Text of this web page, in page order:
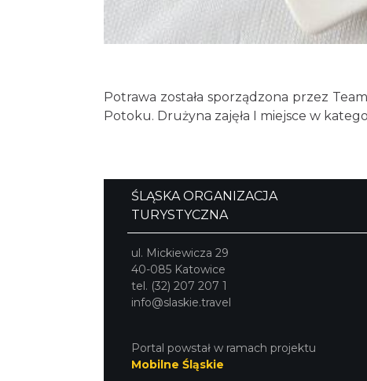
Potrawa została sporządzona przez
Potoku. Drużyna zajęła I miejsce w
ŚLĄSKA ORGANIZACJA
TURYSTYCZNA
ul. Mickiewicza 29
40-085 Katowice
tel. (32) 207 207 1
info@slaskie.travel
Portal powstał w ramach projektu
Mobilne Śląskie